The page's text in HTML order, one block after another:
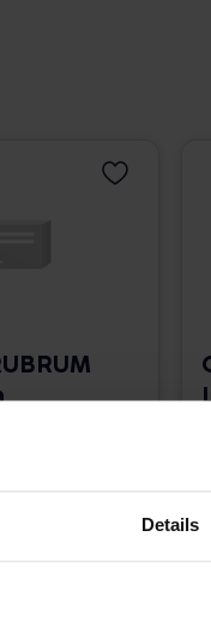
Details